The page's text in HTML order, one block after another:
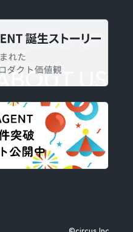
©circus,Inc.